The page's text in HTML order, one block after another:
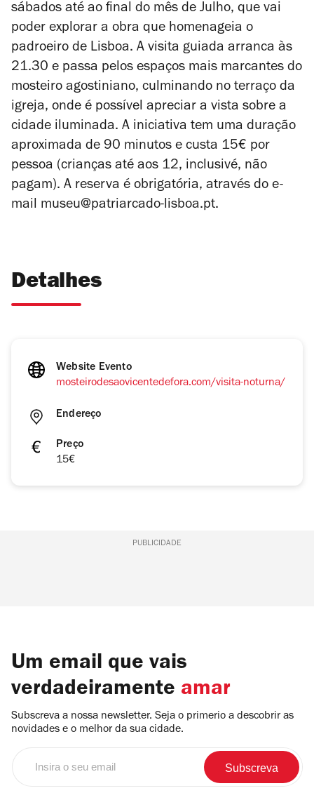
sábados até ao final do mês de Julho, que vai
poder explorar a obra que homenageia o
padroeiro de Lisboa. A visita guiada arranca às
21.30 e passa pelos espaços mais marcantes do
mosteiro agostiniano, culminando no terraço da
igreja, onde é possível apreciar a vista sobre a
cidade iluminada. A iniciativa tem uma duração
aproximada de 90 minutos e custa 15€ por
pessoa (crianças até aos 12, inclusivé, não
pagam). A reserva é obrigatória, através do e-
mail museu@patriarcado-lisboa.pt.
Detalhes
Website Evento
mosteirodesaovicentedefora.com/visita-noturna/
Endereço
Preço
15€
PUBLICIDADE
Um email que vais
verdadeiramente amar
Subscreva a nossa newsletter. Seja o primerio a descobrir as
novidades e o melhor da sua cidade.